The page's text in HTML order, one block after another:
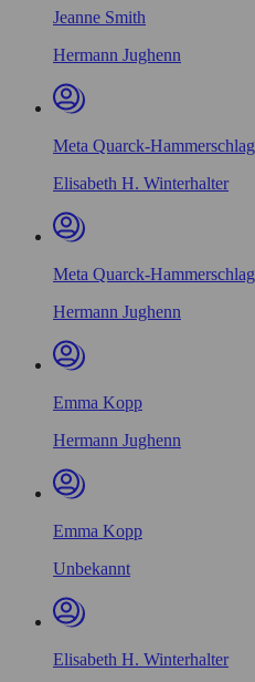
Jeanne Smith
Hermann Jughenn
Meta Quarck-Hammerschlag
Elisabeth H. Winterhalter
Meta Quarck-Hammerschlag
Hermann Jughenn
Emma Kopp
Hermann Jughenn
Emma Kopp
Unbekannt
Elisabeth H. Winterhalter